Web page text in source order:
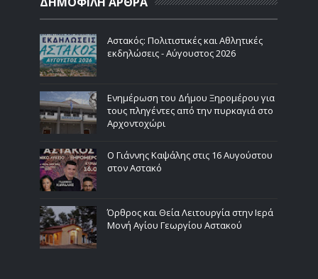
Αστακός: Πολιτιστικές και Αθλητικές
εκδηλώσεις - Αύγουστος 2026
Ενημέρωση του Δήμου Ξηρομέρου για
τους πληγέντες από την πυρκαγιά στο
Αρχοντοχώρι
Ο Γιάννης Καψάλης στις 16 Αυγούστου
στον Αστακό
Όρθρος και Θεία Λειτουργία στην Ιερά
Μονή Αγίου Γεωργίου Αστακού